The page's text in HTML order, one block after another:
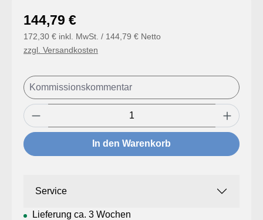
Regulärer Preis:
144,79 €
172,30 € inkl. MwSt. / 144,79 € Netto
zzgl. Versandkosten
Produkt Anzahl: Gib den gewünschten
In den Warenkorb
Service
Lieferung ca. 3 Wochen